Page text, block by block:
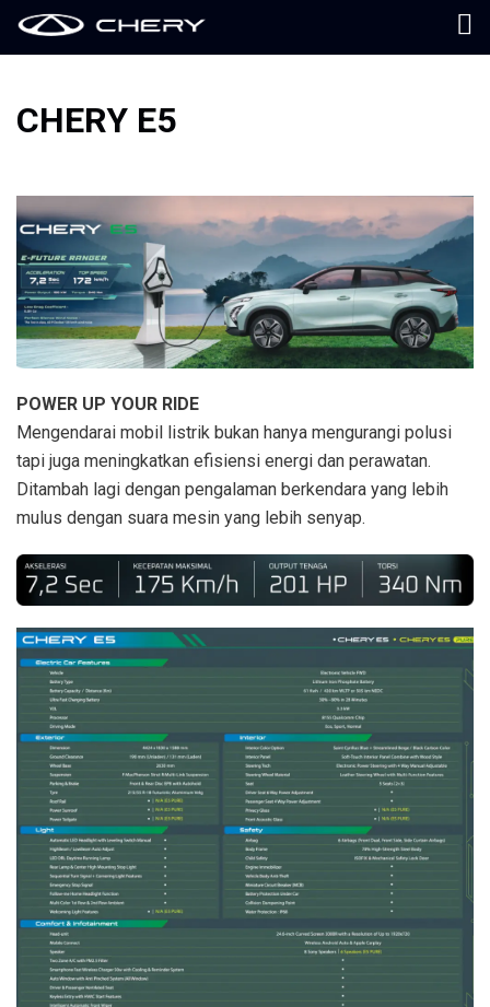
CHERY E5
POWER UP YOUR RIDE
Mengendarai mobil listrik bukan hanya mengurangi polusi
tapi juga meningkatkan efisiensi energi dan perawatan.
Ditambah lagi dengan pengalaman berkendara yang lebih
mulus dengan suara mesin yang lebih senyap.